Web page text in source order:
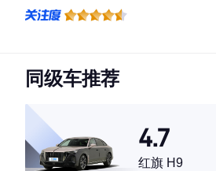
·空间表现一般，低于54%同级车
同级车推荐
4.7
红旗 H9